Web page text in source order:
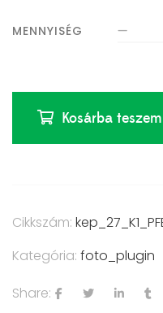
MENNYISÉG
Kosárba teszem
Cikkszám:
Kategória: foto_plugin
Share: